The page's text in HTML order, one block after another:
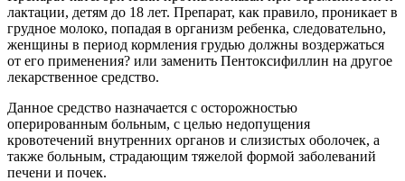
лактации, детям до 18 лет. Препарат, как правило, проникает в
грудное молоко, попадая в организм ребенка, следовательно,
женщины в период кормления грудью должны воздержаться
от его применения? или заменить Пентоксифиллин на другое
лекарственное средство.
Данное средство назначается с осторожностью
оперированным больным, с целью недопущения
кровотечений внутренних органов и слизистых оболочек, а
также больным, страдающим тяжелой формой заболеваний
печени и почек.